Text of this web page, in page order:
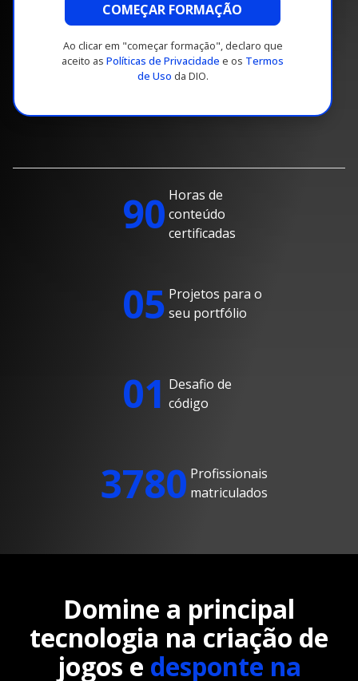
COMEÇAR FORMAÇÃO
Ao clicar em "começar formação", declaro que
aceito as Políticas de Privacidade e os Termos
de Uso da DIO.
90 Horas de
conteúdo
certificadas
05 Projetos para o
seu portfólio
01 Desafio de
código
3780 Profissionais
matriculados
Domine a principal
tecnologia na criação de
jogos e desponte na